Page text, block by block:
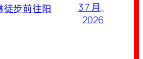
步前往阳
3 7 月,
2026